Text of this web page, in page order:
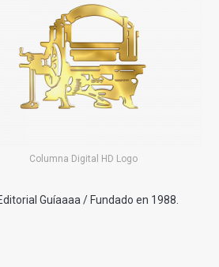
Columna Digital HD Logo
Guíaaaa / Fundado en 1988.